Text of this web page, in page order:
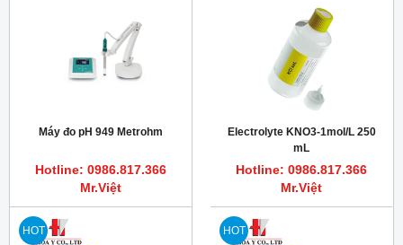
Máy đo pH 949 Metrohm
Hotline: 0986.817.366
Mr.Việt
Electrolyte KNO3-1mol/L 250
mL
Hotline: 0986.817.366
Mr.Việt
HOT HOT